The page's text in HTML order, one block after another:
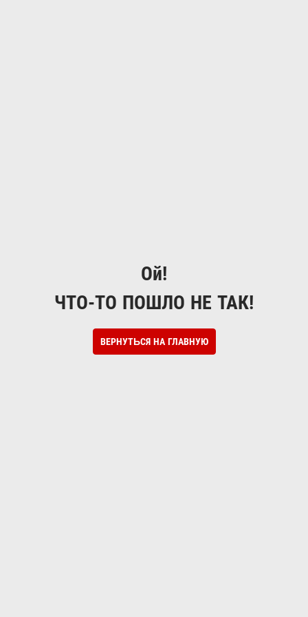
Ой!
ЧТО-ТО ПОШЛО НЕ ТАК!
ВЕРНУТЬСЯ НА ГЛАВНУЮ